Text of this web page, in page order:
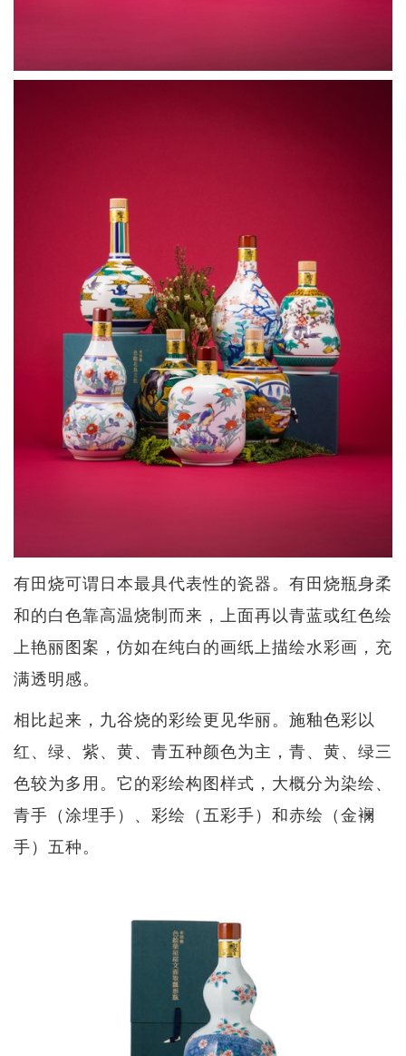
有田烧可谓日本最具代表性的瓷器。有田烧瓶身柔
和的白色靠高温烧制而来，上面再以青蓝或红色绘
上艳丽图案，仿如在纯白的画纸上描绘水彩画，充
满透明感。
相比起来，九谷烧的彩绘更见华丽。施釉色彩以
红、绿、紫、黄、青五种颜色为主，青、黄、绿三
色较为多用。它的彩绘构图样式，大概分为染绘、
青手（涂埋手）、彩绘（五彩手）和赤绘（金襕
手）五种。